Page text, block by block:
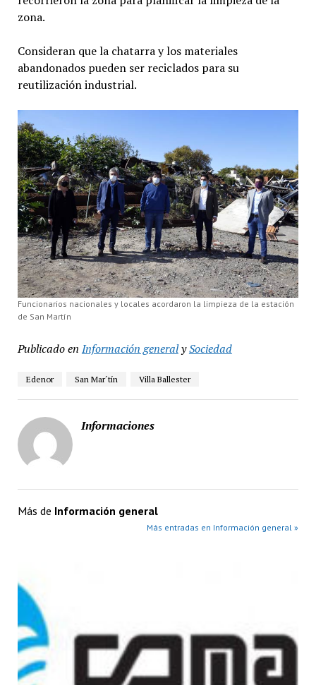
zona.
Consideran que la chatarra y los materiales
abandonados pueden ser reciclados para su
reutilización industrial.
Funcionarios nacionales y locales acordaron la limpieza de la estación
de San Martín
Publicado en Información generalySociedad
Edenor San Mar´tín Villa Ballester
Informaciones
Más de Información general
Más entradas en Información general »